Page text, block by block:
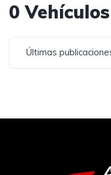
0 Vehículos
Últimas